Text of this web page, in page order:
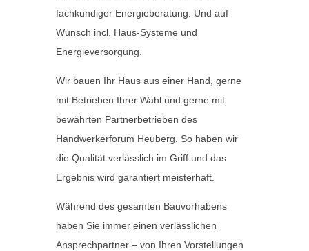
fachkundiger Energieberatung. Und auf
Wunsch incl. Haus-Systeme und
Energieversorgung.
Wir bauen Ihr Haus aus einer Hand, gerne
mit Betrieben Ihrer Wahl und gerne mit
bewährten Partnerbetrieben des
Handwerkerforum Heuberg. So haben wir
die Qualität verlässlich im Griff und das
Ergebnis wird garantiert meisterhaft.
Während des gesamten Bauvorhabens
haben Sie immer einen verlässlichen
Ansprechpartner – von Ihren Vorstellungen